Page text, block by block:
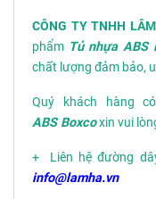
CÔNG TY TNHH
phẩm Tủ nhựa ABS
chất lượng đảm bảo,
Quý khách hàng
ABS Boxcoxin vui
+ Liên hệ đường
info@lamha.vn